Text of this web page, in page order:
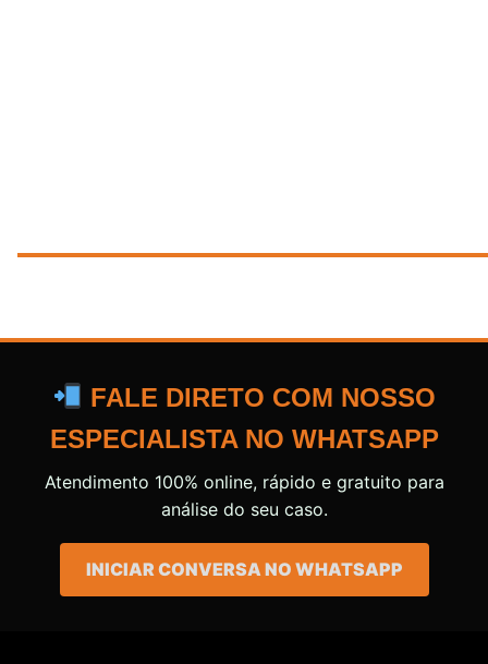
FALE DIRETO COM NOSSO
ESPECIALISTA NO WHATSAPP
Atendimento 100% online, rápido e gratuito para
análise do seu caso.
INICIAR CONVERSA NO WHATSAPP